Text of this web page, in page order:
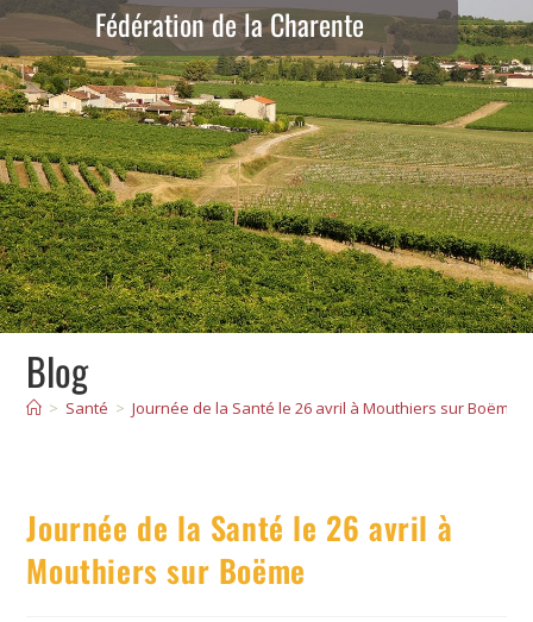
Fédération de la Charente
Blog
> Santé > Journée de la Santé le 26 avril à Mouthiers sur Boëme
Journée de la Santé le 26 avril à
Mouthiers sur Boëme